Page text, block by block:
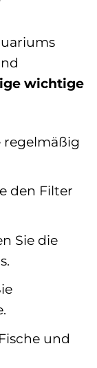
wichtige
den Filter
Sie die
und